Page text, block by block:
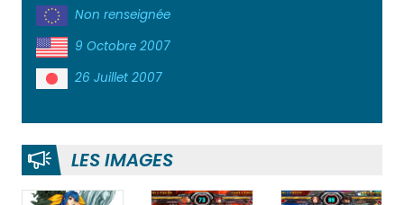
Non renseignée
9 Octobre 2007
26 Juillet 2007
LES IMAGES